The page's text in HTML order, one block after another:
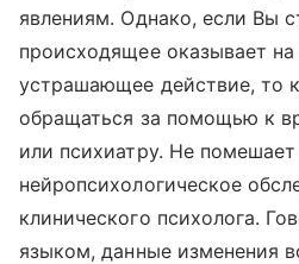
явлениям. Однако, если Вы
происходящее оказывает на
устрашающее действие, то
обращаться за помощью к
или психиатру. Не
нейропсихологическое
клинического психолога.
языком, данные изменения